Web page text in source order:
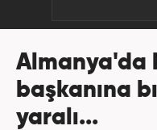
Almanya'da
başkanına
yaralı...